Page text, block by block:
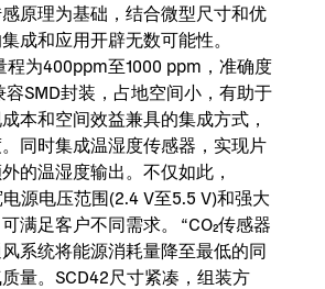
原理为基础，结合微型尺寸和优
成和应用开辟无数可能性。
程为400ppm至1000 ppm，准确度
SMD封装，占地空间小，有助于
本和空间效益兼具的集成方式，
同时集成温湿度传感器，实现片
的温湿度输出。不仅如此，
源电压范围(2.4 V至5.5 V)和强大
满足客户不同需求。 “CO₂传感器
系统将能源消耗量降至最低的同
量。SCD42尺寸紧凑，组装方